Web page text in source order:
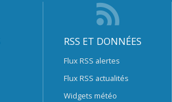
RSS ET DONNÉES
Flux RSS alertes
Flux RSS actualités
Widgets météo